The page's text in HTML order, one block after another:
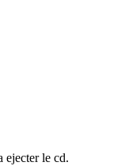
ejecter le cd.